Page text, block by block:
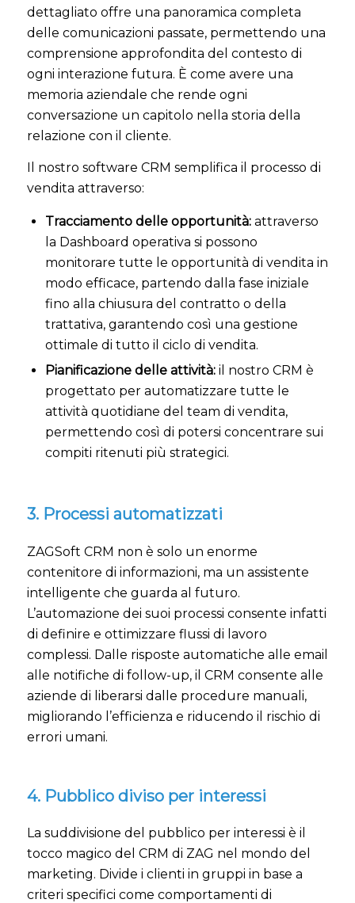
dettagliato offre una panoramica completa
delle comunicazioni passate, permettendo una
comprensione approfondita del contesto di
ogni interazione futura. È come avere una
memoria aziendale che rende ogni
conversazione un capitolo nella storia della
relazione con il cliente.
Il nostro software CRM semplifica il processo di
vendita attraverso:
Tracciamento delle opportunità:attraverso
la Dashboard operativa si possono
monitorare tutte le opportunità di vendita in
modo efficace, partendo dalla fase iniziale
fino alla chiusura del contratto o della
trattativa, garantendo così una gestione
ottimale di tutto il ciclo di vendita.
Pianificazione delle attività:il nostro CRM è
progettato per automatizzare tutte le
attività quotidiane del team di vendita,
permettendo così di potersi concentrare sui
compiti ritenuti più strategici.
3. Processi automatizzati
ZAGSoft CRM non è solo un enorme
contenitore di informazioni, ma un assistente
intelligente che guarda al futuro.
L’automazione dei suoi processi consente infatti
di definire e ottimizzare flussi di lavoro
complessi. Dalle risposte automatiche alle email
alle notifiche di follow-up, il CRM consente alle
aziende di liberarsi dalle procedure manuali,
migliorando l’efficienza e riducendo il rischio di
errori umani.
4. Pubblico diviso per interessi
La suddivisione del pubblico per interessi è il
tocco magico del CRM di ZAG nel mondo del
marketing. Divide i clienti in gruppi in base a
criteri specifici come comportamenti di